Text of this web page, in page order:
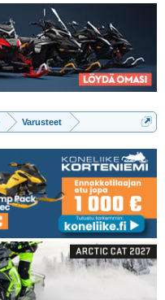
Varusteet